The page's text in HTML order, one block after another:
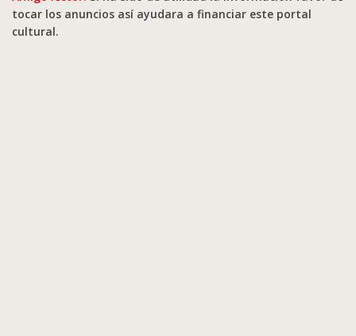
tocar los anuncios así ayudara a financiar este portal
cultural.